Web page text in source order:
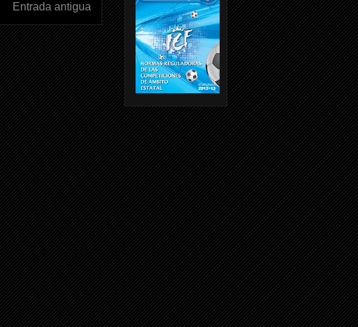
Entrada antigua